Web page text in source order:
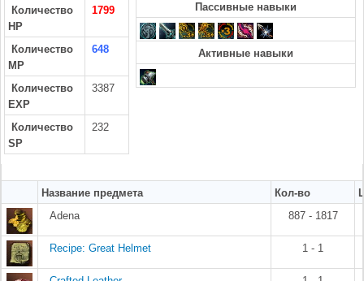
Количество
HP
1799
Количество
MP
648
Количество
EXP
3387
Количество
SP
232
Пассивные навыки
Активные навыки
Название предмета Кол-во
Adena
887 - 1817
Recipe: Great Helmet 1 - 1